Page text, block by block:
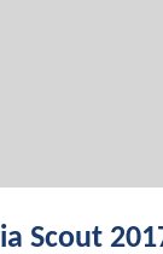
Scout